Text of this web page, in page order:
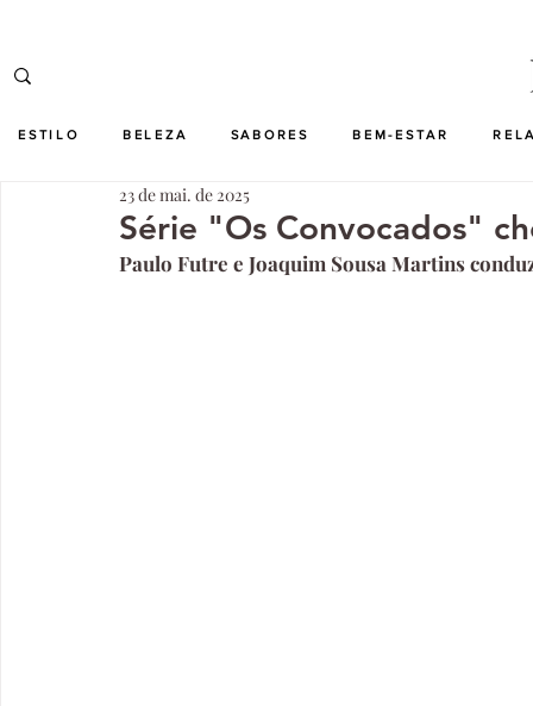
ESTILO BELEZA SABORES BEM-ESTAR
Série "Os Convocados"
23 de mai. de 2025
Paulo Futre e Joaquim Sousa Martins